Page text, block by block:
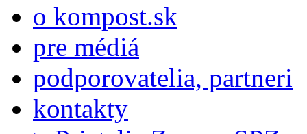
o kompost.sk
pre médiá
podporovatelia, partneri
kontakty